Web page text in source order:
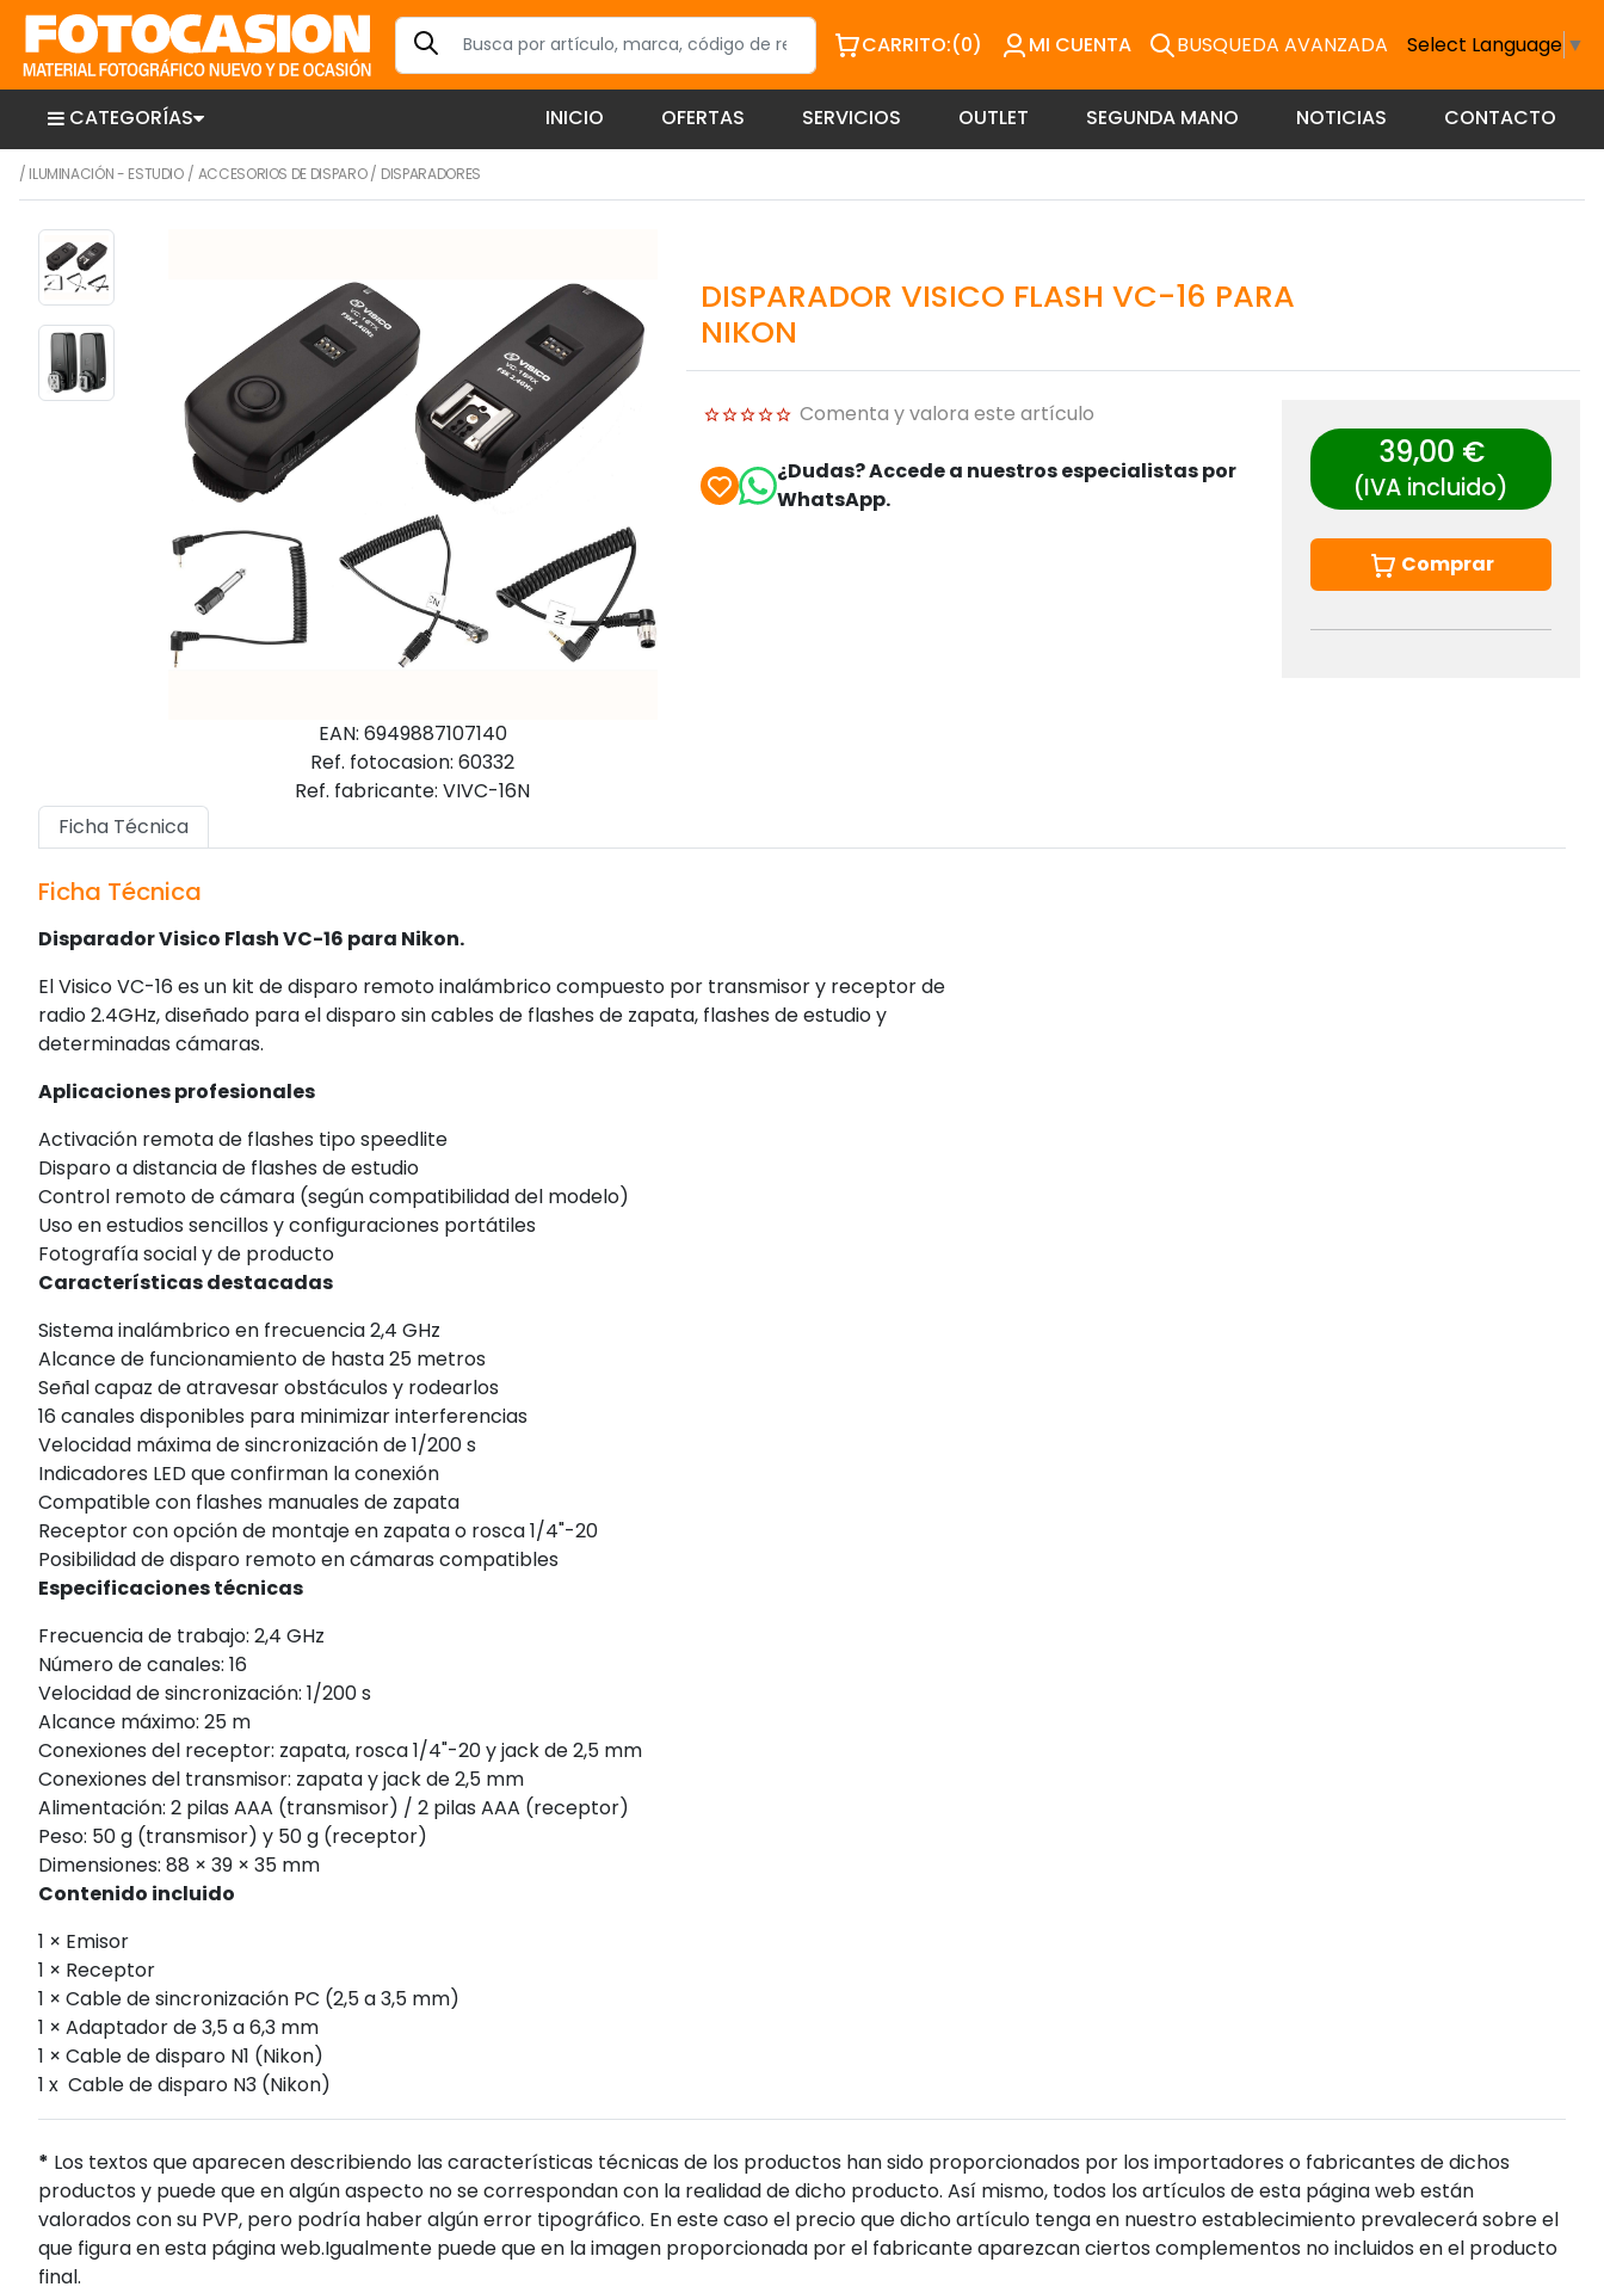
CARRITO:(0) MI CUENTA BUSQUEDA AVANZADA Select Language ▼
CATEGORÍAS INICIO OFERTAS SERVICIOS OUTLET SEGUNDA MANO NOTICIAS CONTACTO
/ ILUMINACIÓN - ESTUDIO/ ACCESORIOS DE DISPARO/ DISPARADORES
EAN: 6949887107140
Ref. fotocasion: 60332
Ref. fabricante: VIVC-16N
DISPARADOR VISICO FLASH VC-16 PARA
NIKON
Comenta y valora este artículo
¿Dudas? Accede a nuestros especialistas por
WhatsApp.
39,00 €
(IVA incluido)
Comprar
Ficha Técnica
Ficha Técnica
Disparador Visico Flash VC-16 para Nikon.
El Visico VC-16 es un kit de disparo remoto inalámbrico compuesto por transmisor y receptor de
radio 2.4GHz, diseñado para el disparo sin cables de flashes de zapata, flashes de estudio y
determinadas cámaras.
Aplicaciones profesionales
Activación remota de flashes tipo speedlite
Disparo a distancia de flashes de estudio
Control remoto de cámara (según compatibilidad del modelo)
Uso en estudios sencillos y configuraciones portátiles
Fotografía social y de producto
Características destacadas
Sistema inalámbrico en frecuencia 2,4 GHz
Alcance de funcionamiento de hasta 25 metros
Señal capaz de atravesar obstáculos y rodearlos
16 canales disponibles para minimizar interferencias
Velocidad máxima de sincronización de 1/200 s
Indicadores LED que confirman la conexión
Compatible con flashes manuales de zapata
Receptor con opción de montaje en zapata o rosca 1/4"-20
Posibilidad de disparo remoto en cámaras compatibles
Especificaciones técnicas
Frecuencia de trabajo: 2,4 GHz
Número de canales: 16
Velocidad de sincronización: 1/200 s
Alcance máximo: 25 m
Conexiones del receptor: zapata, rosca 1/4"-20 y jack de 2,5 mm
Conexiones del transmisor: zapata y jack de 2,5 mm
Alimentación: 2 pilas AAA (transmisor) / 2 pilas AAA (receptor)
Peso: 50 g (transmisor) y 50 g (receptor)
Dimensiones: 88 × 39 × 35 mm
Contenido incluido
1 × Emisor
1 × Receptor
1 × Cable de sincronización PC (2,5 a 3,5 mm)
1 × Adaptador de 3,5 a 6,3 mm
1 × Cable de disparo N1 (Nikon)
1 x Cable de disparo N3 (Nikon)
* Los textos que aparecen describiendo las características técnicas de los productos han sido proporcionados por los importadores o fabricantes de dichos
productos y puede que en algún aspecto no se correspondan con la realidad de dicho producto. Así mismo, todos los artículos de esta página web están
valorados con su PVP, pero podría haber algún error tipográfico. En este caso el precio que dicho artículo tenga en nuestro establecimiento prevalecerá sobre el
que figura en esta página web.Igualmente puede que en la imagen proporcionada por el fabricante aparezcan ciertos complementos no incluidos en el producto
final.